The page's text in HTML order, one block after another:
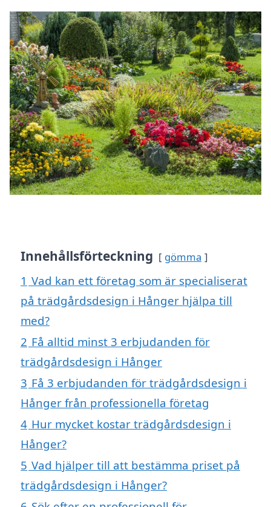
Innehållsförteckning gömma
1 Vad kan ett företag som är specialiserat
på trädgårdsdesign i Hånger hjälpa till
med?
2 Få alltid minst 3 erbjudanden för
trädgårdsdesign i Hånger
3 Få 3 erbjudanden för trädgårdsdesign i
Hånger från professionella företag
4 Hur mycket kostar trädgårdsdesign i
Hånger?
5 Vad hjälper till att bestämma priset på
trädgårdsdesign i Hånger?